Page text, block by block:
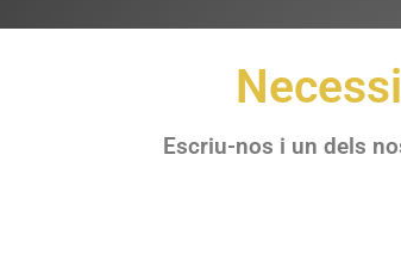
Escriu-nos i un dels